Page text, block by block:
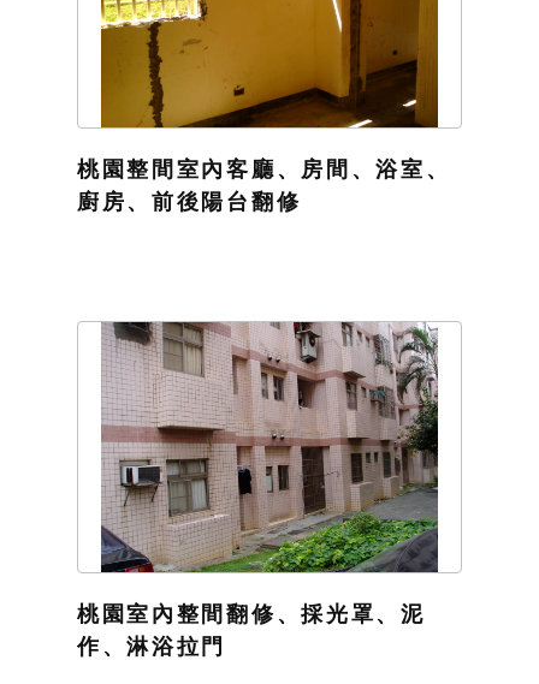
桃園整間室內客廳、房間、浴室、
廚房、前後陽台翻修
桃園室內整間翻修、採光罩、泥
作、淋浴拉門